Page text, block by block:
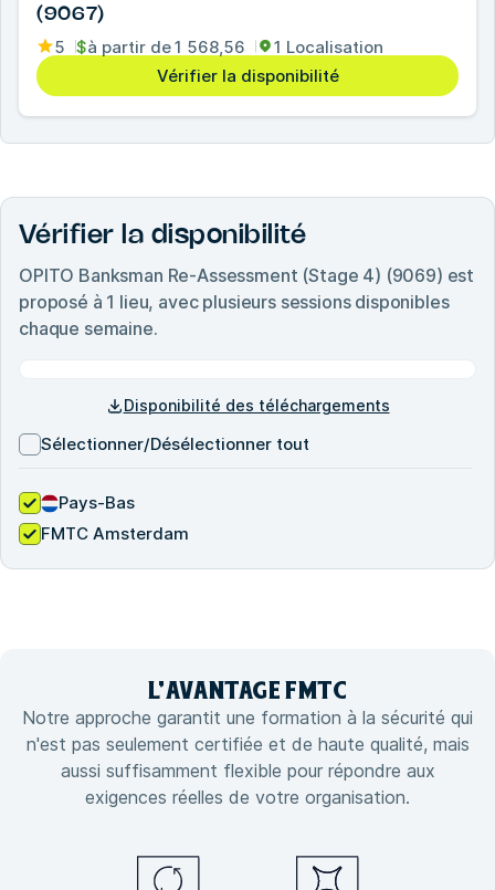
(9067)
5 $à partir de1 568,56
1 Localisation
Vérifier la disponibilité
Vérifier la disponibilité
OPITO Banksman Re-Assessment (Stage 4) (9069) est
proposé à 1 lieu, avec plusieurs sessions disponibles
chaque semaine.
Disponibilité des téléchargements
Sélectionner/Désélectionner tout
Pays-Bas
FMTC Amsterdam
L'AVANTAGE FMTC
Notre approche garantit une formation à la sécurité qui
n'est pas seulement certifiée et de haute qualité, mais
aussi suffisamment flexible pour répondre aux
exigences réelles de votre organisation.